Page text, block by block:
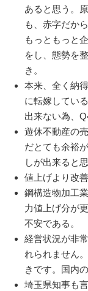
あると思う。
も、赤字だか
もっともっと
をし、態勢を
き。
本来、全く納
に転嫁してい
出来ない為、
遊休不動産の
だとても余裕
しが出来ると
値上げより改
鋼構造物加工
力値上げ分が
不安である。
経営状況が非
れられません
きです。国内
埼玉県知事も